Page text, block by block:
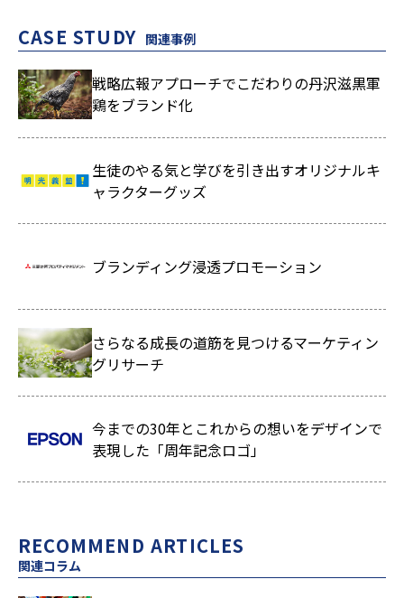
CASE STUDY 関連事例
戦略広報アプローチでこだわりの丹沢滋黒軍
鶏をブランド化
生徒のやる気と学びを引き出すオリジナルキ
ャラクターグッズ
ブランディング浸透プロモーション
さらなる成長の道筋を見つけるマーケティン
グリサーチ
今までの30年とこれからの想いをデザインで
表現した「周年記念ロゴ」
RECOMMEND ARTICLES
関連コラム